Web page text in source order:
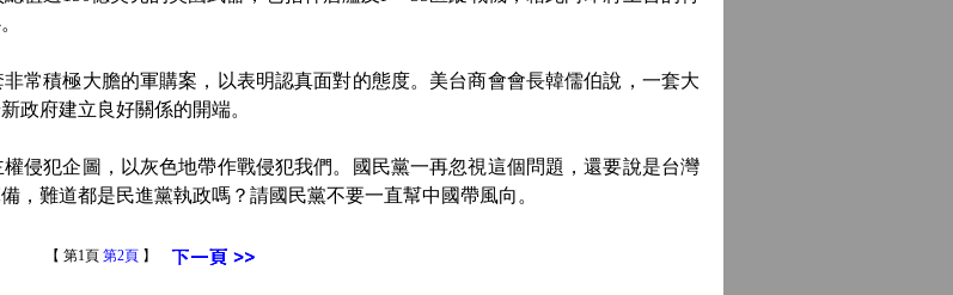
積極大膽的軍購案，以表明認真面對的態度。美台商會會長韓儒伯說，一套大
政府建立良好關係的開端。
犯企圖，以灰色地帶作戰侵犯我們。國民黨一再忽視這個問題，還要說是台灣
，難道都是民進黨執政嗎？請國民黨不要一直幫中國帶風向。
【 第1頁 第2頁】